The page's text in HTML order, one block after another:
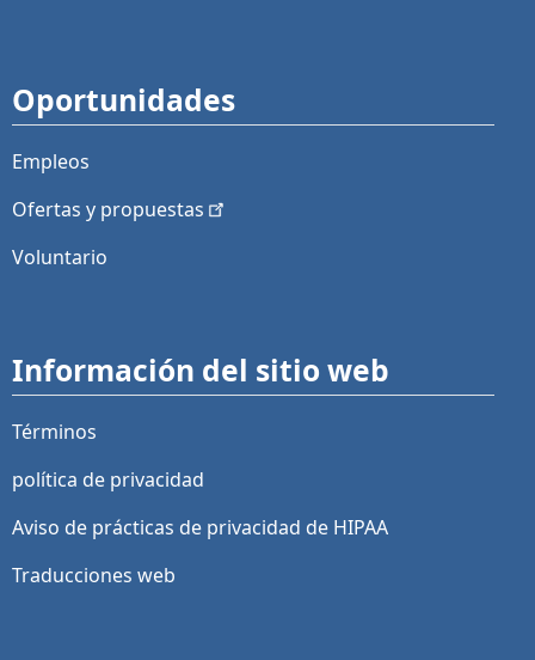
Oportunidades
Empleos
Ofertas y propuestas
Voluntario
Información del sitio web
Términos
política de privacidad
Aviso de prácticas de privacidad de HIPAA
Traducciones web